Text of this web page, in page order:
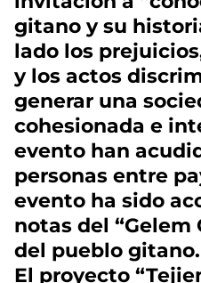
gitano y su
lado los
y los actos
generar una
cohesionada e
evento han
personas entre
evento ha sido
notas del “Gelem
del pueblo gitano.
El proyecto